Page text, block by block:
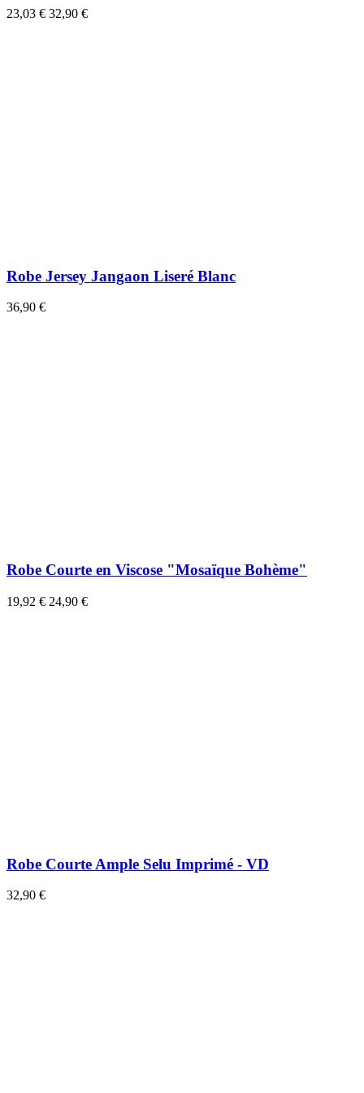
23,03 € 32,90 €
Robe Jersey Jangaon Liseré Blanc
36,90 €
Robe Courte en Viscose "Mosaïque Bohème"
19,92 € 24,90 €
Robe Courte Ample Selu Imprimé - VD
32,90 €